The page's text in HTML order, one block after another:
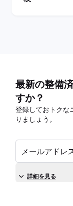
最新の整備
すか？
登録しておトクな
りましょう。
メールアドレ
詳細を見る